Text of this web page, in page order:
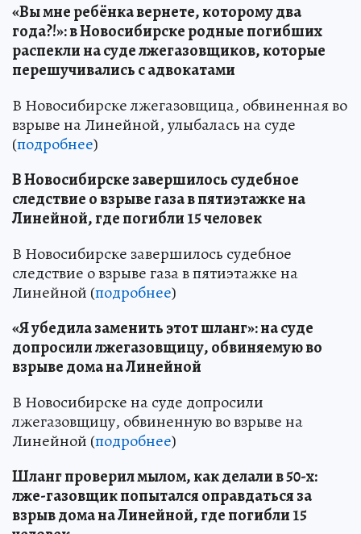
«Вы мне ребёнка вернете, которому два
года?!»: в Новосибирске родные погибших
распекли на суде лжегазовщиков, которые
перешучивались с адвокатами
В Новосибирске лжегазовщица, обвиненная во
взрыве на Линейной, улыбалась на суде
(подробнее)
В Новосибирске завершилось судебное
следствие о взрыве газа в пятиэтажке на
Линейной, где погибли 15 человек
В Новосибирске завершилось судебное
следствие о взрыве газа в пятиэтажке на
Линейной (подробнее)
«Я убедила заменить этот шланг»: на суде
допросили лжегазовщицу, обвиняемую во
взрыве дома на Линейной
В Новосибирске на суде допросили
лжегазовщицу, обвиненную во взрыве на
Линейной (подробнее)
Шланг проверил мылом, как делали в 50-х:
лже-газовщик попытался оправдаться за
взрыв дома на Линейной, где погибли 15